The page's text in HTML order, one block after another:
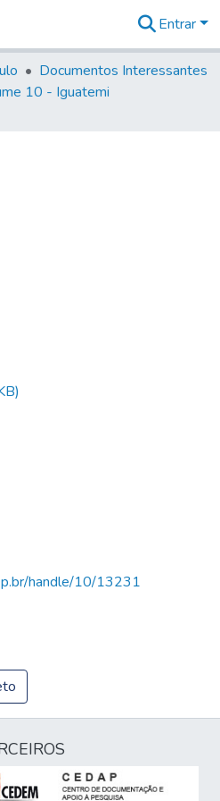
na
Entrar
Documentos Interessantes
10 - Iguatemi
handle/10/13231